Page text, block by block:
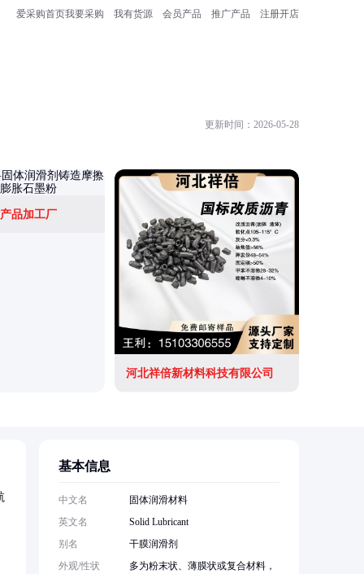
爱采购首页我要采购 我有货源 会员产品 推广产品 注册开店
更新时间：2026-05-28
品加工厂
河北祥倍新材料科技有限公司
基本信息
中文名
固体润滑材料
英文名
Solid Lubricant
别名
干膜润滑剂
外观/性状
多为粉末状、薄膜状或复合材料，